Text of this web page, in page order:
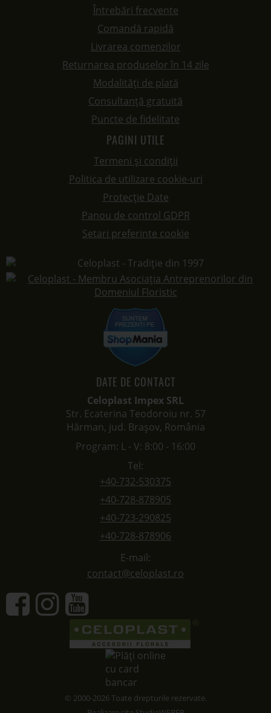
Întrebări frecvente
Comandă rapidă
Livrarea comenzilor
Returnarea produselor în 14 zile
Modalități de plată
Consultanță gratuită
Puncte de fidelitate
PAGINI UTILE
Termeni și condiții
Politica de utilizare cookie-uri
Protecție Date
Panou de control GDPR
Setari preferinte cookie
DATE DE CONTACT
Celoplast Impex SRL
Str. Ecaterina Teodoroiu nr. 57
Hărman, jud. Brașov, România
Program: L - V: 8:00 - 16:00
Tel:
+40-732-530375
+40-728-878905
+40-723-290825
+40-728-878906
E-mail:
contact@celoplast.ro
© 2000-2026 Toate drepturile rezervate.